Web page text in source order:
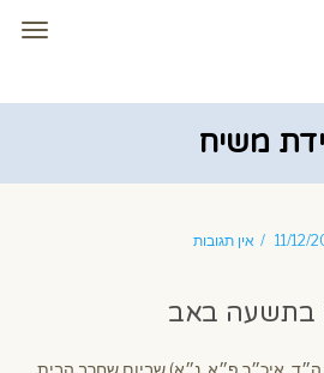
משיח
11/12/ אין תגובות
בתשעה באב